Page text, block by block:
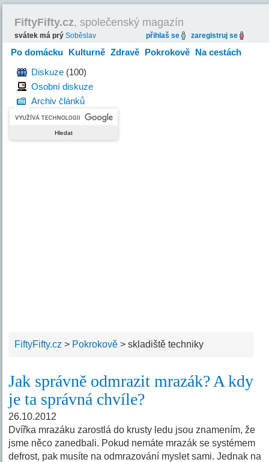
FiftyFifty.cz, společenský magazín
svátek má prýSoběslav přihlaš se zaregistruj se
Po domácku Kulturně Zdravě Pokrokově Na cestách
HravěDiskuze (100)
Osobní diskuze
Archiv článků
FiftyFifty.cz > Pokrokově >skladiště techniky
Jak správně odmrazit mrazák? A kdy
je ta správná chvíle?
26.10.2012
Dvířka mrazáku zarostlá do krusty ledu jsou znamením, že
jsme něco zanedbali. Pokud nemáte mrazák se systémem
defrost, pak musíte na odmrazování myslet sami. Jednak na